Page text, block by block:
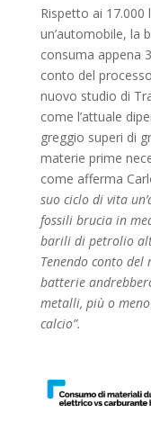
Rispetto ai 17.000
un’automobile, la
consuma appena
conto del
nuovo studio di
come l’attuale
greggio superi di
materie prime
come afferma
suo ciclo di vita
fossili brucia in
barili di petrolio
Tenendo conto
batterie
metalli, più o
calcio”.